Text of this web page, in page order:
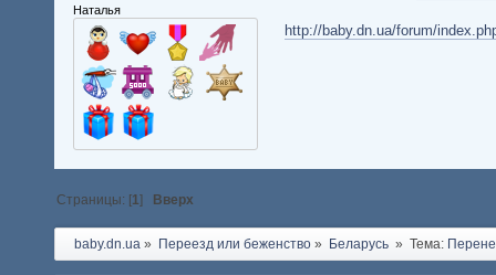
Наталья
http://baby.dn.ua/forum/
Страницы: [1] Вверх
baby.dn.ua » Переезд или беженство» Беларусь » Тема: